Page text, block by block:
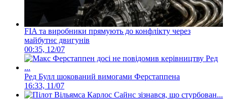
FIA та виробники прямують до конфлікту через
майбутнє двигунів
00:35, 12/07
Ред Булл шокований вимогами Ферстаппена
16:33, 11/07